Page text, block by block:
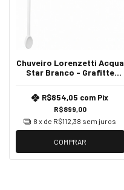
Chuveiro Lorenzetti Acqua
Star Branco - Grafitte
R$899,00
R$854,05 com Pix
8 x de R$112,38 sem juros
COMPRAR